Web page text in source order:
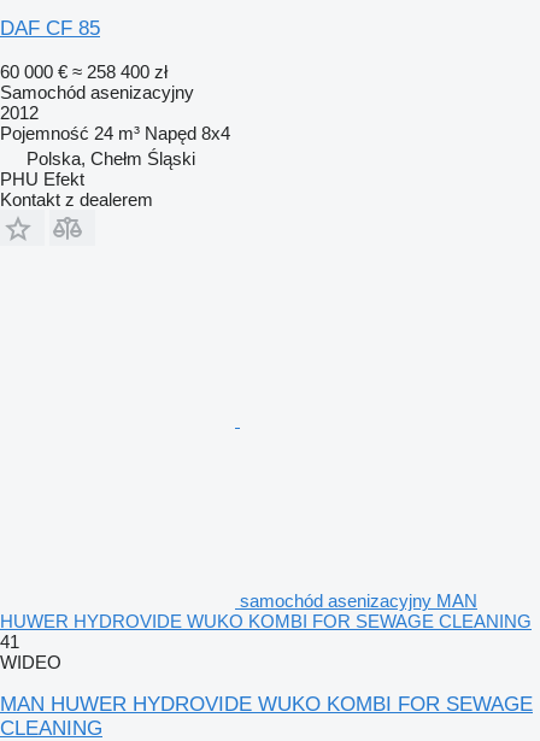
DAF CF 85
60 000 € ≈ 258 400 zł
Samochód asenizacyjny
2012
Pojemność 24 m³ Napęd 8x4
Polska, Chełm Śląski
PHU Efekt
Kontakt z dealerem
samochód asenizacyjny MAN
HUWER HYDROVIDE WUKO KOMBI FOR SEWAGE CLEANING
41
WIDEO
MAN HUWER HYDROVIDE WUKO KOMBI FOR SEWAGE
CLEANING